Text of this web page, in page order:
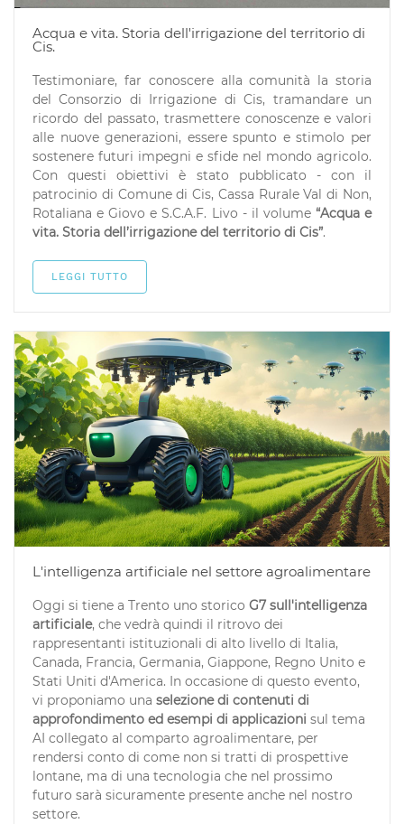
Acqua e vita. Storia dell'irrigazione del territorio di
Cis.
Testimoniare, far conoscere alla comunità la storia
del Consorzio di Irrigazione di Cis, tramandare un
ricordo del passato, trasmettere conoscenze e valori
alle nuove generazioni, essere spunto e stimolo per
sostenere futuri impegni e sfide nel mondo agricolo.
Con questi obiettivi è stato pubblicato - con il
patrocinio di Comune di Cis, Cassa Rurale Val di Non,
Rotaliana e Giovo e S.C.A.F. Livo - il volume “Acqua e
vita. Storia dell’irrigazione del territorio di Cis”.
LEGGI TUTTO
L'intelligenza artificiale nel settore agroalimentare
Oggi si tiene a Trento uno storico G7 sull'intelligenza
artificiale, che vedrà quindi il ritrovo dei
rappresentanti istituzionali di alto livello di Italia,
Canada, Francia, Germania, Giappone, Regno Unito e
Stati Uniti d'America. In occasione di questo evento,
vi proponiamo una selezione di contenuti di
approfondimento ed esempi di applicazioni sul tema
AI collegato al comparto agroalimentare, per
rendersi conto di come non si tratti di prospettive
lontane, ma di una tecnologia che nel prossimo
futuro sarà sicuramente presente anche nel nostro
settore.